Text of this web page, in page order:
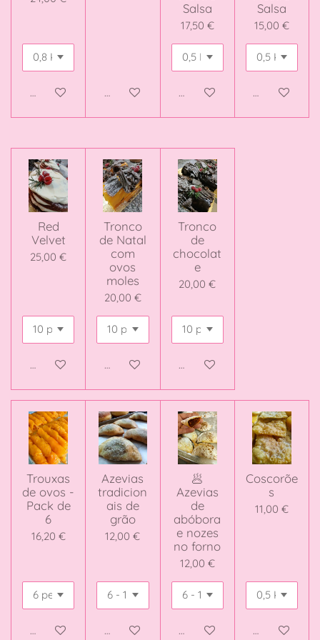
Adicionar ao carrinhoAdicionar ao carrinho
Salsa
17,50 €
Adicionar ao carrinho
Salsa
15,00 €
Adicionar ao
Red
Velvet
25,00 €
Adicionar ao carrinho
Tronco
de Natal
com
ovos
moles
20,00 €
Adicionar ao carrinho
Tronco
de
chocolat
e
20,00 €
Adicionar ao carrinho
Trouxas
de ovos -
Pack de
6
16,20 €
Veja detalhes
Azevias
tradicion
ais de
grão
12,00 €
Adicionar ao carrinho
🥟
Azevias
de
abóbora
e nozes
no forno
12,00 €
Adicionar ao carrinho
Coscorõe
s
11,00 €
Adicionar ao